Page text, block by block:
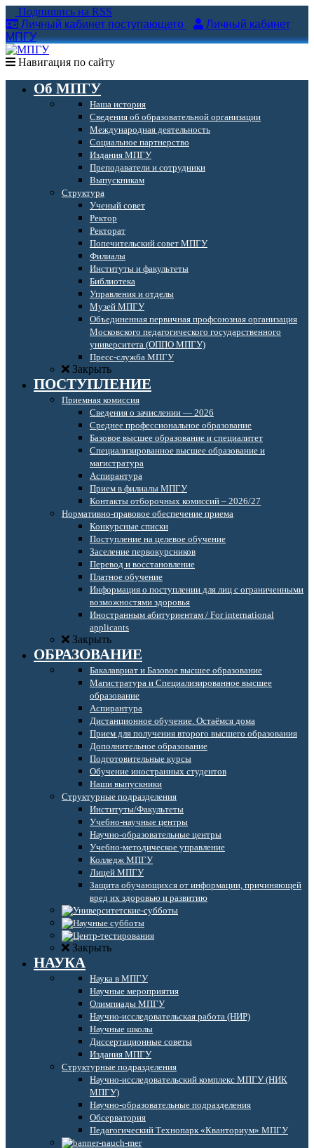
Подпишись на RSS
Личный кабинет поступающего
Личный кабинет
МПГУ
Навигация по сайту
Об МПГУ
Наша история
Сведения об образовательной организации
Международная деятельность
Социальное партнерство
Издания МПГУ
Преподаватели и сотрудники
Выпускникам
Структура
Ученый совет
Ректор
Ректорат
Попечительский совет МПГУ
Филиалы
Институты и факультеты
Библиотека
Управления и отделы
Музей МПГУ
Объединенная первичная профсоюзная организация
Московского педагогического государственного
университета (ОППО МПГУ)
Пресс-служба МПГУ
Закрыть
ПОСТУПЛЕНИЕ
Приемная комиссия
Сведения о зачислении — 2026
Среднее профессиональное образование
Базовое высшее образование и специалитет
Специализированное высшее образование и
магистратура
Аспирантура
Прием в филиалы МПГУ
Контакты отборочных комиссий – 2026/27
Нормативно-правовое обеспечение приема
Конкурсные списки
Поступление на целевое обучение
Заселение первокурсников
Перевод и восстановление
Платное обучение
Информация о поступлении для лиц с ограниченными
возможностями здоровья
Иностранным абитуриентам / For international
applicants
Закрыть
ОБРАЗОВАНИЕ
Бакалавриат и Базовое высшее образование
Магистратура и Специализированное высшее
образование
Аспирантура
Дистанционное обучение. Остаёмся дома
Прием для получения второго высшего образования
Дополнительное образование
Подготовительные курсы
Обучение иностранных студентов
Наши выпускники
Структурные подразделения
Институты/Факультеты
Учебно-научные центры
Научно-образовательные центры
Учебно-методическое управление
Колледж МПГУ
Лицей МПГУ
Защита обучающихся от информации, причиняющей
вред их здоровью и развитию
Закрыть
НАУКА
Наука в МПГУ
Научные мероприятия
Олимпиады МПГУ
Научно-исследовательская работа (НИР)
Научные школы
Диссертационные советы
Издания МПГУ
Структурные подразделения
Научно-исследовательский комплекс МПГУ (НИК
МПГУ)
Научно-образовательные подразделения
Обсерватория
Педагогический Технопарк «Кванториум» МПГУ